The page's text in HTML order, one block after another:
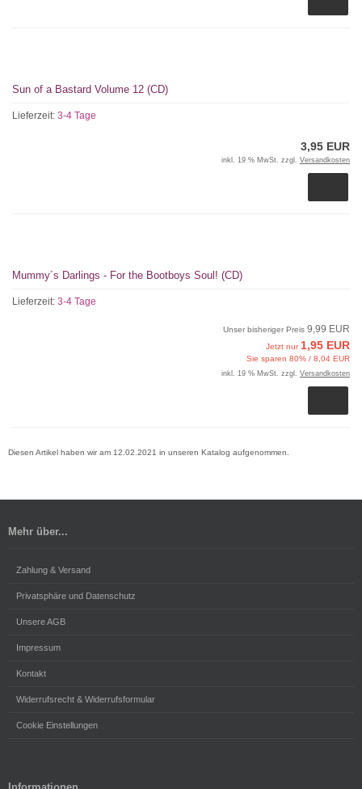
Sun of a Bastard Volume 12 (CD)
Lieferzeit: 3-4 Tage
3,95 EUR
inkl. 19 % MwSt. zzgl. Versandkosten
Mummy´s Darlings - For the Bootboys Soul! (CD)
Lieferzeit: 3-4 Tage
Unser bisheriger Preis 9,99 EUR
Jetzt nur1,95 EUR
Sie sparen 80% / 8,04 EUR
inkl. 19 % MwSt. zzgl. Versandkosten
Diesen Artikel haben wir am 12.02.2021 in unseren Katalog aufgenommen.
Mehr über...
Zahlung & Versand
Privatsphäre und Datenschutz
Unsere AGB
Impressum
Kontakt
Widerrufsrecht & Widerrufsformular
Cookie Einstellungen